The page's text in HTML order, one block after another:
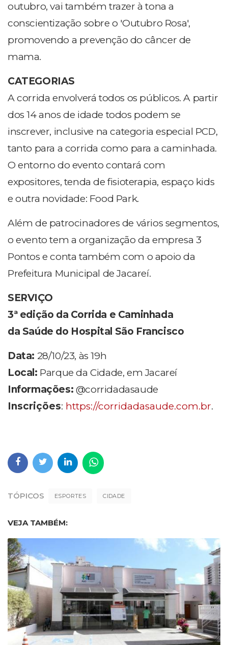
outubro, vai também trazer à tona a
conscientização sobre o 'Outubro Rosa',
promovendo a prevenção do câncer de
mama.
CATEGORIAS
A corrida envolverá todos os públicos. A partir
dos 14 anos de idade todos podem se
inscrever, inclusive na categoria especial PCD,
tanto para a corrida como para a caminhada.
O entorno do evento contará com
expositores, tenda de fisioterapia, espaço kids
e outra novidade: Food Park.
Além de patrocinadores de vários segmentos,
o evento tem a organização da empresa 3
Pontos e conta também com o apoio da
Prefeitura Municipal de Jacareí.
SERVIÇO
3ª edição da Corrida e Caminhada
da Saúde do Hospital São Francisco
Data: 28/10/23, às 19h
Local: Parque da Cidade, em Jacareí
Informações: @corridadasaude
Inscrições: https://corridadasaude.com.br.
TÓPICOS ESPORTES CIDADE
VEJA TAMBÉM: